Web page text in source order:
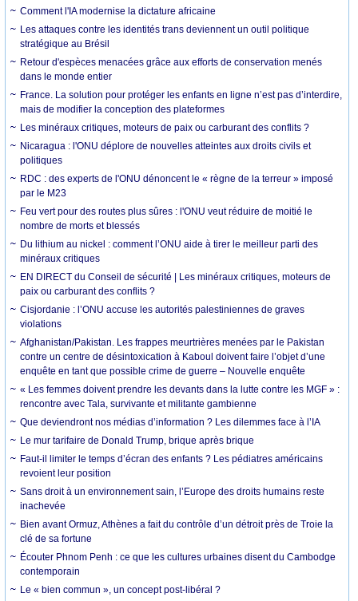
Comment l'IA modernise la dictature africaine
Les attaques contre les identités trans deviennent un outil politique
stratégique au Brésil
Retour d'espèces menacées grâce aux efforts de conservation menés
dans le monde entier
France. La solution pour protéger les enfants en ligne n’est pas d’interdire,
mais de modifier la conception des plateformes
Les minéraux critiques, moteurs de paix ou carburant des conflits ?
Nicaragua : l'ONU déplore de nouvelles atteintes aux droits civils et
politiques
RDC : des experts de l'ONU dénoncent le « règne de la terreur » imposé
par le M23
Feu vert pour des routes plus sûres : l'ONU veut réduire de moitié le
nombre de morts et blessés
Du lithium au nickel : comment l’ONU aide à tirer le meilleur parti des
minéraux critiques
EN DIRECT du Conseil de sécurité | Les minéraux critiques, moteurs de
paix ou carburant des conflits ?
Cisjordanie : l’ONU accuse les autorités palestiniennes de graves
violations
Afghanistan/Pakistan. Les frappes meurtrières menées par le Pakistan
contre un centre de désintoxication à Kaboul doivent faire l’objet d’une
enquête en tant que possible crime de guerre – Nouvelle enquête
« Les femmes doivent prendre les devants dans la lutte contre les MGF » :
rencontre avec Tala, survivante et militante gambienne
Que deviendront nos médias d’information ? Les dilemmes face à l’IA
Le mur tarifaire de Donald Trump, brique après brique
Faut-il limiter le temps d’écran des enfants ? Les pédiatres américains
revoient leur position
Sans droit à un environnement sain, l’Europe des droits humains reste
inachevée
Bien avant Ormuz, Athènes a fait du contrôle d’un détroit près de Troie la
clé de sa fortune
Écouter Phnom Penh : ce que les cultures urbaines disent du Cambodge
contemporain
Le « bien commun », un concept post-libéral ?